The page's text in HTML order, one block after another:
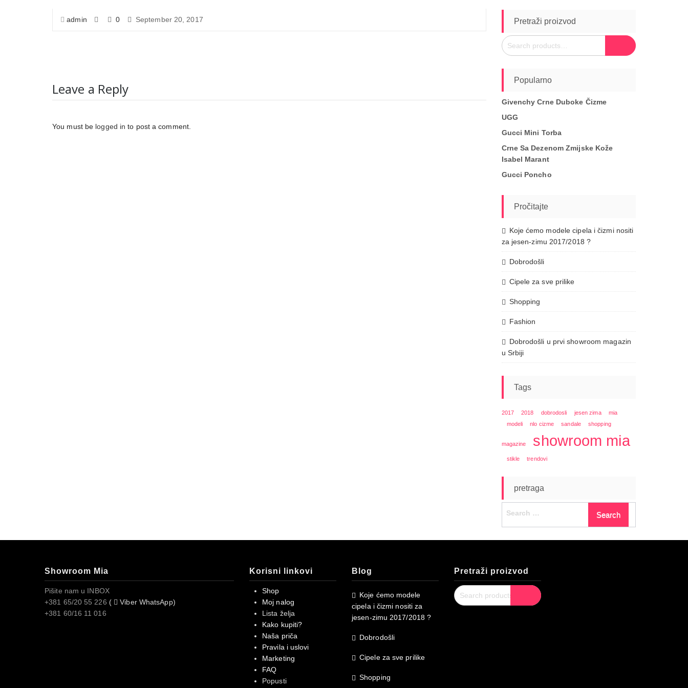
admin 0 September 20, 2017
Leave a Reply
You must be logged in to post a comment.
Pretraži proizvod
Search
for:
Popularno
Givenchy Crne Duboke Čizme
UGG
Gucci Mini Torba
Crne Sa Dezenom Zmijske Kože
Isabel Marant
Gucci Poncho
Pročitajte
Koje ćemo modele cipela i čizmi nositi
za jesen-zimu 2017/2018 ?
Dobrodošli
Cipele za sve prilike
Shopping
Fashion
Dobrodošli u prvi showroom magazin
u Srbiji
Tags
2017 2018 dobrodosli jesen zima
mia
modeli
nlo cizme sandale shopping
magazine showroom mia
stikle trendovi
pretraga
Showroom Mia
Pišite nam u INBOX
+381 65/20 55 226 (
Viber WhatsApp)
+381 60/16 11 016
Korisni linkovi
Shop
Moj nalog
Lista želja
Kako kupiti?
Naša priča
Pravila i uslovi
Marketing
FAQ
Popusti
Blog
Koje ćemo modele
cipela i čizmi nositi za
jesen-zimu 2017/2018 ?
Dobrodošli
Cipele za sve prilike
Shopping
Pretraži proizvod
Search
for: